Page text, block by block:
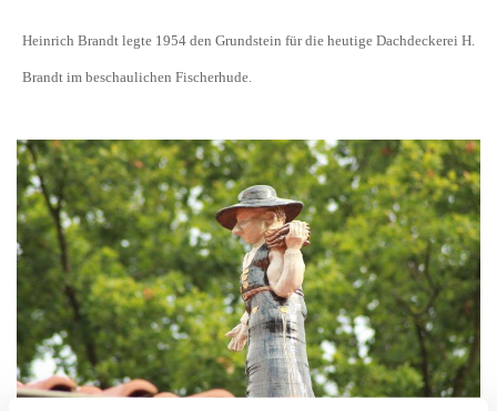
Heinrich Brandt legte 1954 den Grundstein für die heutige Dachdeckerei H.
Brandt im beschaulichen Fischerhude.